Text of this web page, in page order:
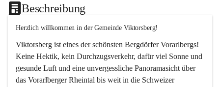
Beschreibung
Herzlich willkommen in der Gemeinde Viktorsberg!
Viktorsberg ist eines der schönsten Bergdörfer Vorarlbergs!
Keine Hektik, kein Durchzugsverkehr, dafür viel Sonne und
gesunde Luft und eine unvergessliche Panoramasicht über
das Vorarlberger Rheintal bis weit in die Schweizer